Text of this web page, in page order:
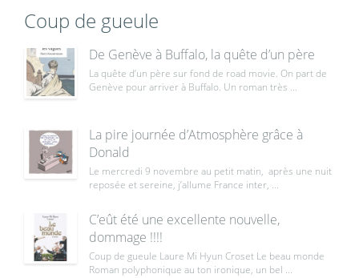
Coup de gueule
De Genève à Buffalo, la quête d’un père
La quête d’un père sur fond de road movie. On part de
Genève pour arriver à Buffalo. Un roman très ...
La pire journée d’Atmosphère grâce à
Donald
Le mercredi 9 novembre au petit matin, après une nuit
reposée et sereine, j’allume France inter, ...
C’eût été une excellente nouvelle,
dommage !!!!
Coup de gueule Laure Mi Hyun Croset Le beau monde
Roman polyphonique au ton ironique, un bel ...